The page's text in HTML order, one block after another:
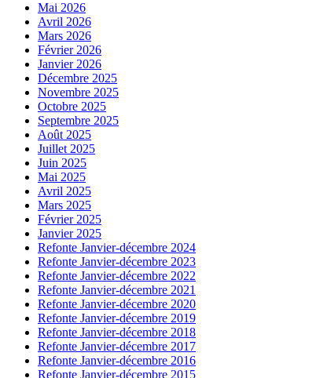
Mai 2026
Avril 2026
Mars 2026
Février 2026
Janvier 2026
Décembre 2025
Novembre 2025
Octobre 2025
Septembre 2025
Août 2025
Juillet 2025
Juin 2025
Mai 2025
Avril 2025
Mars 2025
Février 2025
Janvier 2025
Refonte Janvier-décembre 2024
Refonte Janvier-décembre 2023
Refonte Janvier-décembre 2022
Refonte Janvier-décembre 2021
Refonte Janvier-décembre 2020
Refonte Janvier-décembre 2019
Refonte Janvier-décembre 2018
Refonte Janvier-décembre 2017
Refonte Janvier-décembre 2016
Refonte Janvier-décembre 2015